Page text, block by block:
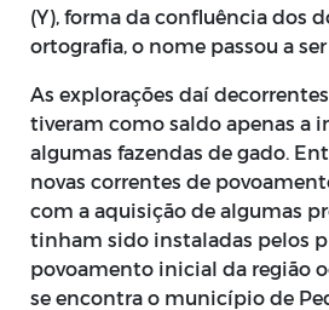
(Y), forma da confluência dos
ortografia, o nome passou a
As explorações daí
tiveram como saldo apenas a
algumas fazendas de gado.
novas correntes de
com a aquisição de algumas
tinham sido instaladas pelos
povoamento inicial da região
se encontra o município de